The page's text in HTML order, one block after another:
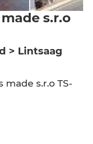
s.r.o
> Lintsaag
made s.r.o TS-